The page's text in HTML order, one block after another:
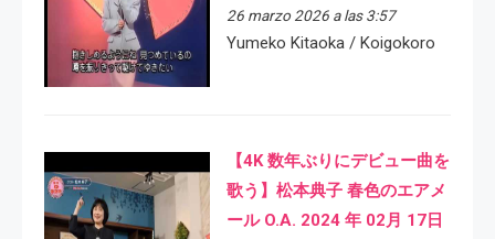
26 marzo 2026 a las 3:57
Yumeko Kitaoka / Koigokoro
【4K 数年ぶりにデビュー曲を
歌う】松本典子 春色のエアメ
ール O.A. 2024 年 02月 17日